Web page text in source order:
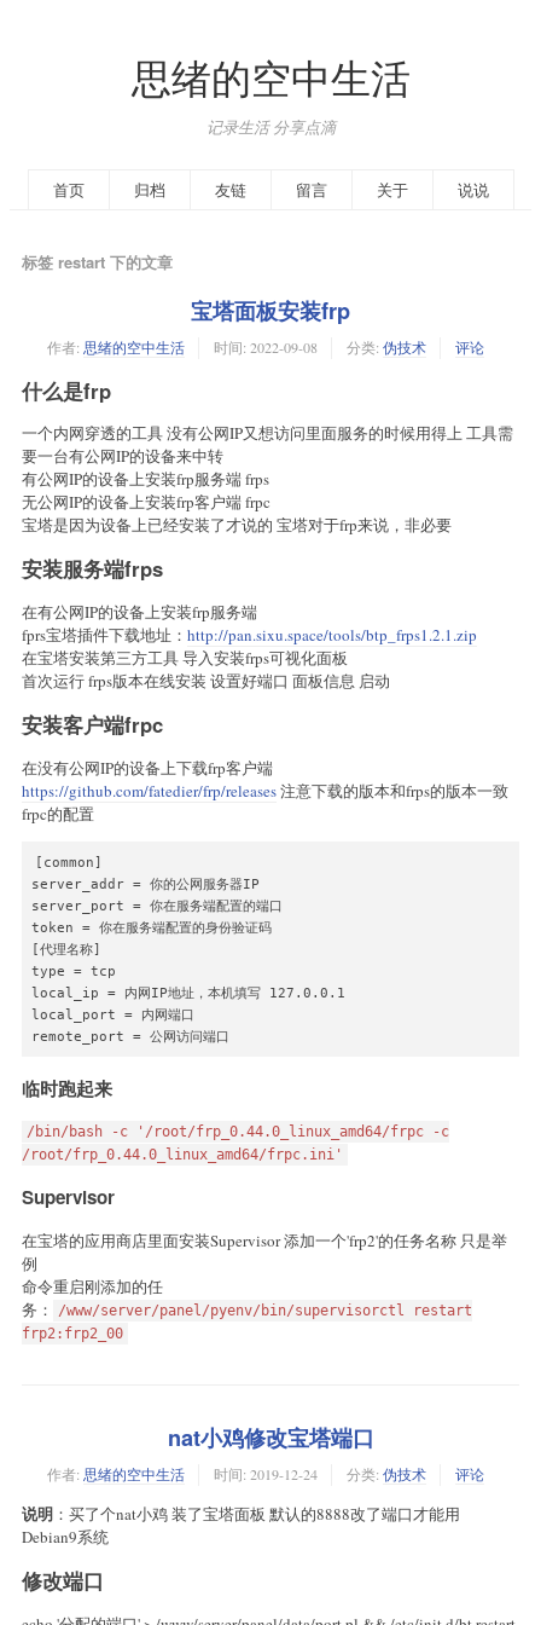
思绪的空中生活
记录生活 分享点滴
首页 归档 友链 留言 关于 说说
标签 restart 下的文章
宝塔面板安装frp
作者: 思绪的空中生活 时间: 2022-09-08 分类: 伪技术 评论
什么是frp
一个内网穿透的工具 没有公网IP又想访问里面服务的时候用得上 工具需
要一台有公网IP的设备来中转
有公网IP的设备上安装frp服务端 frps
无公网IP的设备上安装frp客户端 frpc
宝塔是因为设备上已经安装了才说的 宝塔对于frp来说，非必要
安装服务端frps
在有公网IP的设备上安装frp服务端
fprs宝塔插件下载地址： http://pan.sixu.space/tools/btp_frps1.2.1.zip
在宝塔安装第三方工具 导入安装frps可视化面板
首次运行 frps版本在线安装 设置好端口 面板信息 启动
安装客户端frpc
在没有公网IP的设备上下载frp客户端
https://github.com/fatedier/frp/releases注意下载的版本和frps的版本一致
frpc的配置
[common]
server_addr = 你的公网服务器IP
server_port = 你在服务端配置的端口
token = 你在服务端配置的身份验证码
[代理名称]
type = tcp
local_ip = 内网IP地址，本机填写 127.0.0.1
local_port = 内网端口
remote_port = 公网访问端口
临时跑起来
/bin/bash -c '/root/frp_0.44.0_linux_amd64/frpc -c
/root/frp_0.44.0_linux_amd64/frpc.ini'
Supervisor
在宝塔的应用商店里面安装Supervisor 添加一个'frp2'的任务名称 只是举
例
命令重启刚添加的任
务：
/www/server/panel/pyenv/bin/supervisorctl restart
frp2:frp2_00
nat小鸡修改宝塔端口
作者: 思绪的空中生活 时间: 2019-12-24 分类: 伪技术 评论
说明 ：买了个nat小鸡 装了宝塔面板 默认的8888改了端口才能用
Debian9系统
修改端口